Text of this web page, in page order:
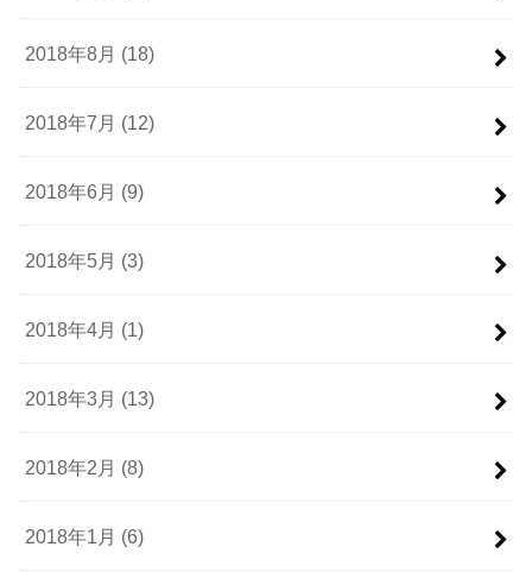
2018年8月 (18)
2018年7月 (12)
2018年6月 (9)
2018年5月 (3)
2018年4月 (1)
2018年3月 (13)
2018年2月 (8)
2018年1月 (6)